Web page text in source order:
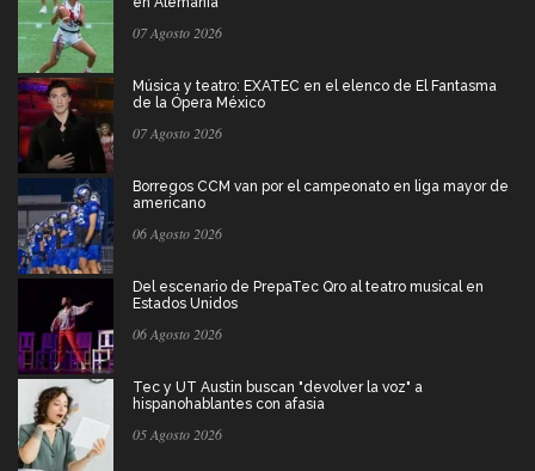
07 Agosto 2026
Música y teatro: EXATEC en el elenco de El Fantasma
de la Ópera México
07 Agosto 2026
Borregos CCM van por el campeonato en liga mayor de
americano
06 Agosto 2026
Del escenario de PrepaTec Qro al teatro musical en
Estados Unidos
06 Agosto 2026
Tec y UT Austin buscan "devolver la voz" a
hispanohablantes con afasia
05 Agosto 2026